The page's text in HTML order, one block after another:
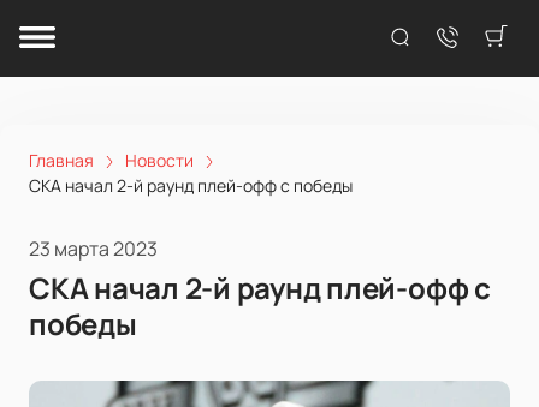
Главная
Новости
СКА начал 2-й раунд плей-офф с победы
23 марта 2023
СКА начал 2-й раунд плей-офф с
победы